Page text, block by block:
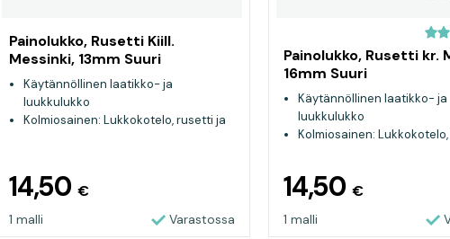
Painolukko, Rusetti Kiill.
Messinki, 13mm Suuri
Käytännöllinen laatikko- ja
luukkulukko
Kolmiosainen: Lukkokotelo, rusetti ja
14,50 €
1 malli Varastossa
Painolukko, Rusetti kr.
16mm Suuri
Käytännöllinen laatikko- ja
luukkulukko
Kolmiosainen:
14,50 €
1 malli